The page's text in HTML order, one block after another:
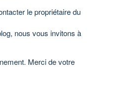
le propriétaire du
nous vous invitons à
Merci de votre